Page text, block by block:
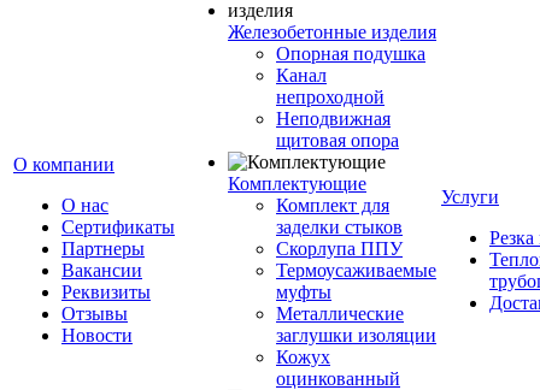
О компании
О нас
Сертификаты
Партнеры
Вакансии
Реквизиты
Отзывы
Новости
Железобетонные изделия
Опорная подушка
Канал
непроходной
Неподвижная
щитовая опора
Комплектующие
Комплект для
заделки стыков
Скорлупа ППУ
Термоусаживаемые
муфты
Металлические
заглушки изоляции
Кожух
оцинкованный
Услуги
Резка